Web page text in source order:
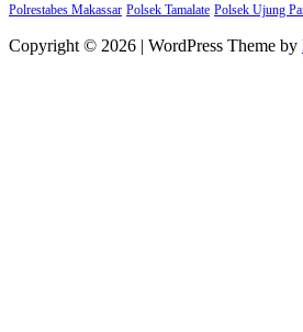
Polrestabes Makassar Polsek Tamalate Polsek Ujung
Copyright © 2026 | WordPress Theme by